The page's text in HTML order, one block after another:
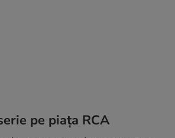
pe piața RCA